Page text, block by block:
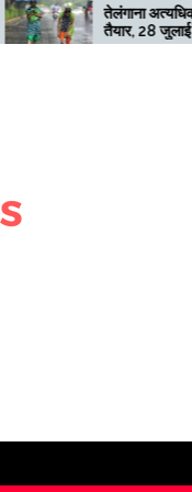
तेलंगाना अत्यधिक भारी बारिश के लिए
तैयार, 28 जुलाई तक ‘रेड’ अलर्ट जारी